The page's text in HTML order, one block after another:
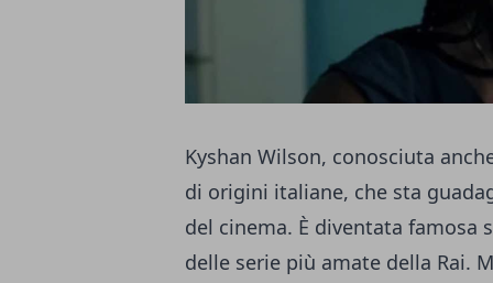
Kyshan Wilson, conosciuta
di origini italiane, che sta
del cinema. È diventata
delle serie più amate della Rai.